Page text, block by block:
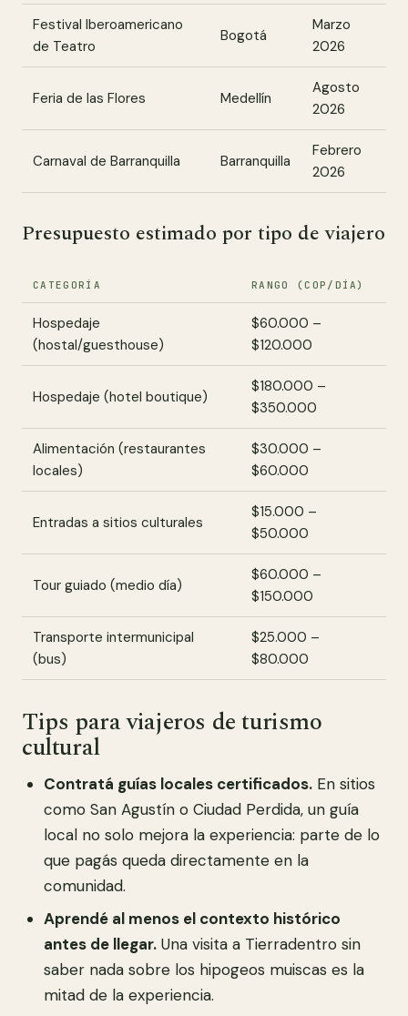
Festival Iberoamericano
de Teatro
Bogotá
Marzo
2026
Feria de las Flores Medellín
Agosto
2026
Carnaval de Barranquilla Barranquilla
Febrero
2026
Presupuesto estimado por tipo de viajero
CATEGORÍA RANGO (COP/DÍA)
Hospedaje
(hostal/guesthouse)
$60.000 –
$120.000
Hospedaje (hotel boutique)
$180.000 –
$350.000
Alimentación (restaurantes
locales)
$30.000 –
$60.000
Entradas a sitios culturales
$15.000 –
$50.000
Tour guiado (medio día)
$60.000 –
$150.000
Transporte intermunicipal
(bus)
$25.000 –
$80.000
Tips para viajeros de turismo
cultural
Contratá guías locales certificados. En sitios
como San Agustín o Ciudad Perdida, un guía
local no solo mejora la experiencia: parte de lo
que pagás queda directamente en la
comunidad.
Aprendé al menos el contexto histórico
antes de llegar. Una visita a Tierradentro sin
saber nada sobre los hipogeos muiscas es la
mitad de la experiencia.